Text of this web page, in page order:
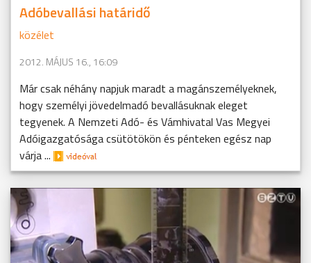
Adóbevallási határidő
közélet
2012. MÁJUS 16., 16:09
Már csak néhány napjuk maradt a magánszemélyeknek,
hogy személyi jövedelmadó bevallásuknak eleget
tegyenek. A Nemzeti Adó- és Vámhivatal Vas Megyei
Adóigazgatósága csütötökön és pénteken egész nap
várja ...